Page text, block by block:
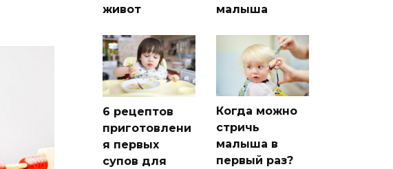
живот
малыша
6 рецептов
приготовлени
я первых
супов для
Когда можно
стричь
малыша в
первый раз?